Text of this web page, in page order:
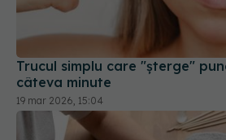
Trucul simplu care "șterge"
câteva minute
19 mar 2026, 15:04